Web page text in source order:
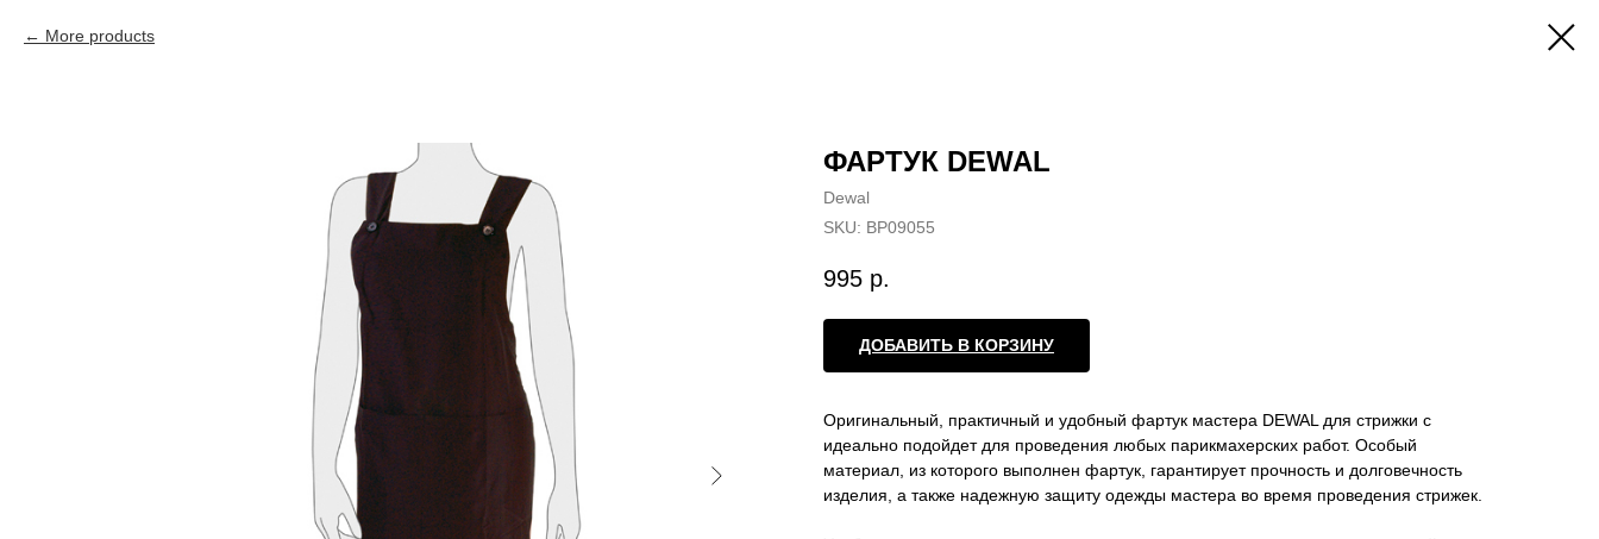
More products
ФАРТУК DEWAL
Dewal
SKU: BP09055
995 р.
ДОБАВИТЬ В КОРЗИНУ
Оригинальный, практичный и удобный фартук мастера DEWAL для стрижки с
идеально подойдет для проведения любых парикмахерских работ. Особый
материал, из которого выполнен фартук, гарантирует прочность и долговечность
изделия, а также надежную защиту одежды мастера во время проведения стрижек.